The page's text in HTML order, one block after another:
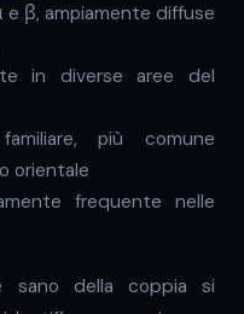
e β, ampiamente diffuse
in diverse aree del
più comune
orientale
frequente nelle
sano della coppia si